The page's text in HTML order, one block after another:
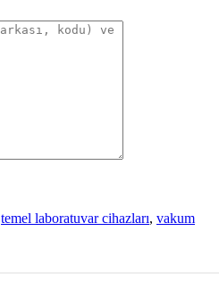
temel laboratuvar cihazları, vakum